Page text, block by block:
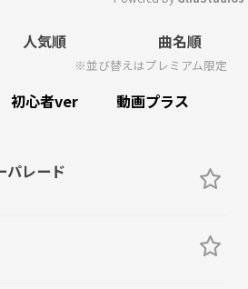
Mute
人気順 曲名順
※並び替えはプレミアム限定
初心者ver 動画プラス
パレード